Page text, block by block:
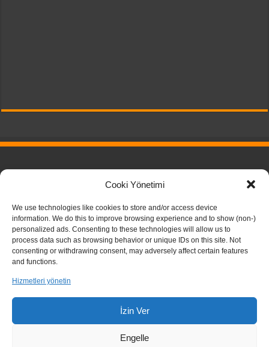
Cooki Yönetimi
We use technologies like cookies to store and/or access device
information. We do this to improve browsing experience and to show (non-)
personalized ads. Consenting to these technologies will allow us to
process data such as browsing behavior or unique IDs on this site. Not
consenting or withdrawing consent, may adversely affect certain features
and functions.
Hizmetleri yönetin
İzin Ver
Engelle
Pricing Plans
Privacy Policy
TarihPedia - 2026